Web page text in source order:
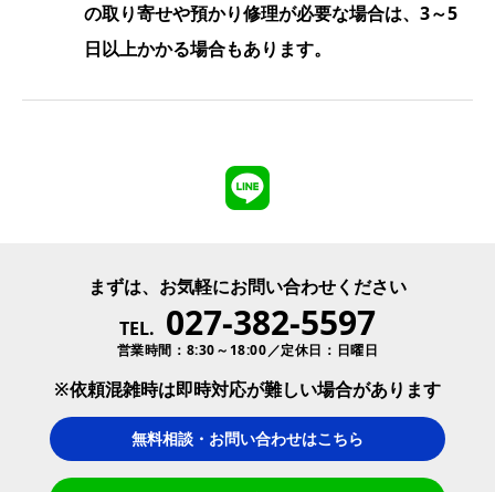
の取り寄せや預かり修理が必要な場合は、3～5
日以上かかる場合もあります。
まずは、お気軽にお問い合わせください
TEL. 027-382-5597
営業時間：8:30～18:00／定休日：日曜日
※依頼混雑時は即時対応が難しい場合があります
無料相談・お問い合わせはこちら